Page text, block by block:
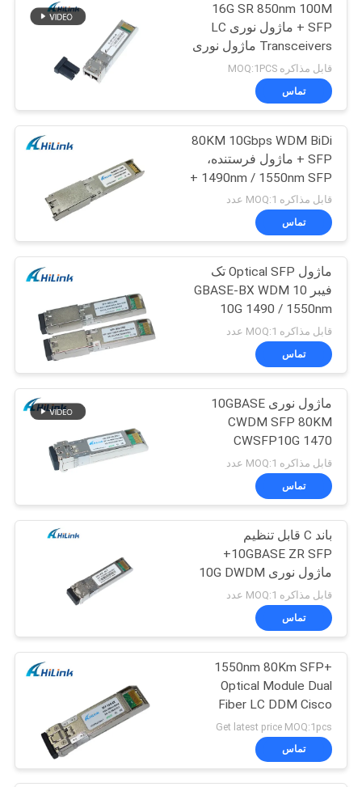
تماس
بگیرید
اخبار
پرونده
درخواست
نقل قول
نقشه
سایت
سیاست
حفظ
حریم
خصوصی
16G SR 850nm 100M
SFP + ماژول نوری LC
Transceivers ماژول نوری
DOM
قابل مذاکره MOQ:1PCS
تماس
80KM 10Gbps WDM BiDi
SFP + ماژول فرستنده،
1490nm / 1550nm SFP +
ماژول نوری
قابل مذاکره MOQ:1 عدد
تماس
ماژول Optical SFP تک
فیبر 10 GBASE-BX WDM
10G 1490 / 1550nm
80km DOM BiDi SFP +
LC
قابل مذاکره MOQ:1 عدد
تماس
ماژول نوری 10GBASE
CWDM SFP 80KM
CWSFP10G 1470
نانومتری LC UPC کانکتور
DOM
قابل مذاکره MOQ:1 عدد
تماس
باند C قابل تنظیم
10GBASE ZR SFP+
ماژول نوری 10G DWDM
Multi Rate 80KM SMF
برای OTN
قابل مذاکره MOQ:1 عدد
تماس
1550nm 80Km SFP+
Optical Module Dual
Fiber LC DDM Cisco
SFP-10G-ZR
Get latest price MOQ:1pcs
تماس